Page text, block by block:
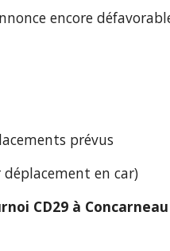
encore
prévus
en car)
CD29 à Concarneau